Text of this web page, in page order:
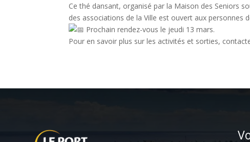
Ce thé dansant, organisé par la Maison des Seniors
des associations de la Ville est ouvert aux personnes
Prochain rendez-vous le jeudi 13 mars.
Pour en savoir plus sur les activités et sorties,